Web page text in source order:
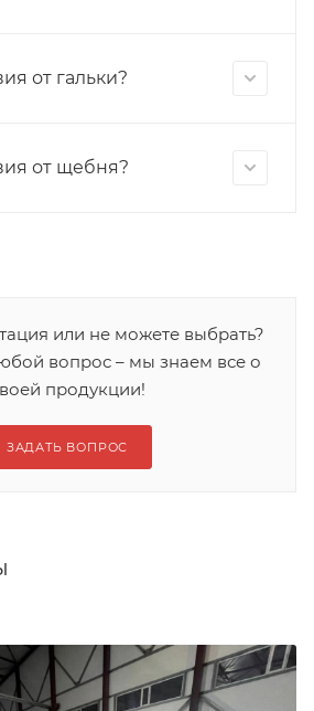
от гальки?
от щебня?
или не можете выбрать?
вопрос – мы знаем все о
продукции!
ЗАДАТЬ ВОПРОС